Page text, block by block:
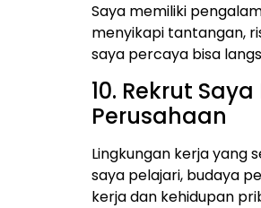
Saya memiliki
menyikapi tantangan,
saya percaya bisa
10. Rekrut
Perusahaan
Lingkungan kerja yang
saya pelajari, budaya
kerja dan kehidupan